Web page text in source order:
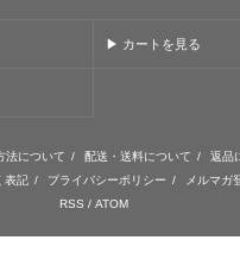
▶ カートを見る
法について / 配送・送料について / 返品
表記 / プライバシーポリシー / メルマガ
RSS / ATOM